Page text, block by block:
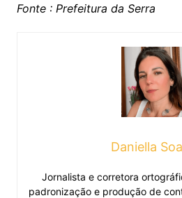
Fonte : Prefeitura da Serra
Daniella
Jornalista e corretora
padronização e produção de